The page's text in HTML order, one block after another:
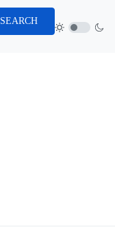
SEARCH